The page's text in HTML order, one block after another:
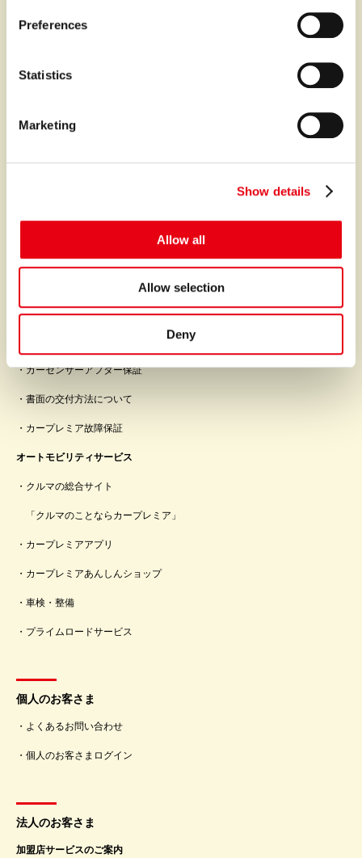
Preferences
Statistics
Marketing
Show details
Allow all
Allow selection
Deny
オートクレジット
クレジットポリシー
故障保証
カーセンサーアフター保証
書面の交付方法について
カープレミア故障保証
オートモビリティサービス
クルマの総合サイト
「クルマのことならカープレミア」
カープレミアアプリ
カープレミアあんしんショップ
車検・整備
プライムロードサービス
個人のお客さま
よくあるお問い合わせ
個人のお客さまログイン
法人のお客さま
加盟店サービスのご案内